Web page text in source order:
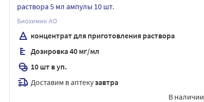
раствора 5 мл ампулы 10 шт.
Биохимик АО
концентрат для приготовления раствора
Дозировка 40 мг/мл
10 шт в уп.
Доставим в аптекузавтра
В наличии